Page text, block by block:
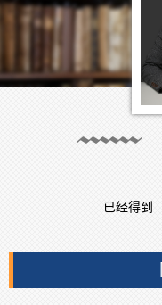
已经得到